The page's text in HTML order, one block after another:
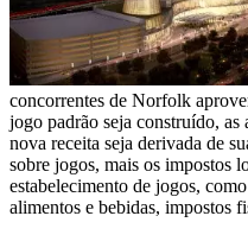
concorrentes de Norfolk
jogo padrão seja construído, as
nova receita seja derivada de
sobre jogos, mais os impostos
estabelecimento de jogos,
alimentos e bebidas, impostos